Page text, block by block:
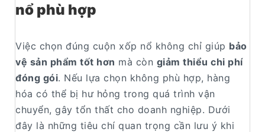
nổ phù hợp
Việc chọn đúng cuộn xốp nổ không chỉ giúp bảo
vệ sản phẩm tốt hơn mà còn giảm thiểu chi phí
đóng gói. Nếu lựa chọn không phù hợp, hàng
hóa có thể bị hư hỏng trong quá trình vận
chuyển, gây tổn thất cho doanh nghiệp. Dưới
đây là những tiêu chí quan trọng cần lưu ý khi